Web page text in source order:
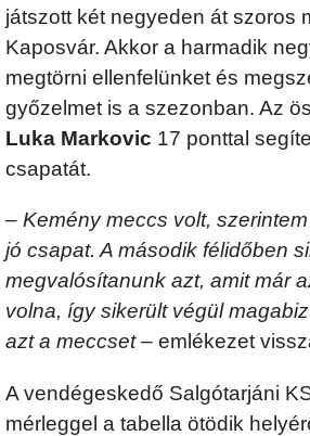
játszott két negyeden át szoros
Kaposvár. Akkor a harmadik
megtörni ellenfelünket és
győzelmet is a szezonban. Az
Luka Markovic 17 ponttal
csapatát.
– Kemény meccs volt,
jó csapat. A második félidőben
megvalósítanunk azt, amit már
volna, így sikerült végül
azt a meccset– emlékezet
A vendégeskedő Salgótarjáni
mérleggel a tabella ötödik